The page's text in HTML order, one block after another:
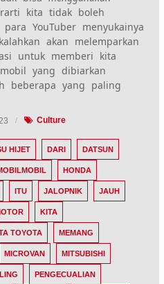
kita tidak boleh
YouTuber menyukainya
akan melemparkan
untuk memberi kita
yang dibiarkan
beberapa yang paling
Culture
HIJET DARI DATSUN
HONDA
ITU JALOPNIK JAUH
KITA
TOYOTA MEMANG
MICROVAN MITSUBISHI
PENGECUALIAN